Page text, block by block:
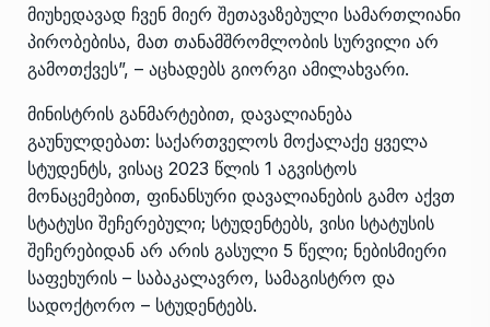
მიუხედავად ჩვენ მიერ შეთავაზებული სამართლიანი
პირობებისა, მათ თანამშრომლობის სურვილი არ
გამოთქვეს”, – აცხადებს გიორგი ამილახვარი.
მინისტრის განმარტებით, დავალიანება
გაუნულდებათ: საქართველოს მოქალაქე ყველა
სტუდენტს, ვისაც 2023 წლის 1 აგვისტოს
მონაცემებით, ფინანსური დავალიანების გამო აქვთ
სტატუსი შეჩერებული; სტუდენტებს, ვისი სტატუსის
შეჩერებიდან არ არის გასული 5 წელი; ნებისმიერი
საფეხურის – საბაკალავრო, სამაგისტრო და
სადოქტორო – სტუდენტებს.